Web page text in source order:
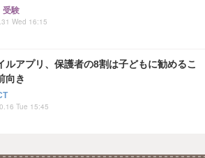
受験
Wed 16:15
ルアプリ、保護者の8割は子どもに勧めるこ
向き
Tue 15:45